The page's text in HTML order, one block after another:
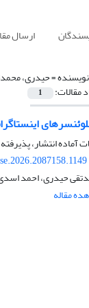
ارسال
نویسنده =حیدری،
مقالات: 1
آماده انتشار،
حیدری، احمد
مقاله